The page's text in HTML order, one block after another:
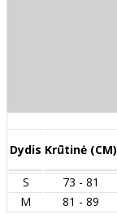
Dydis Krūtinė (CM)
S 73 - 81
M
81 - 89